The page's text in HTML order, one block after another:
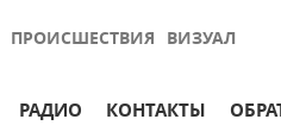
ПРОИСШЕСТВИЯ ВИЗУАЛ
РАДИО КОНТАКТЫ